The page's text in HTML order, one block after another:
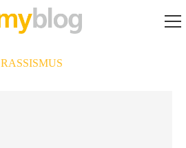
RASSISMUS